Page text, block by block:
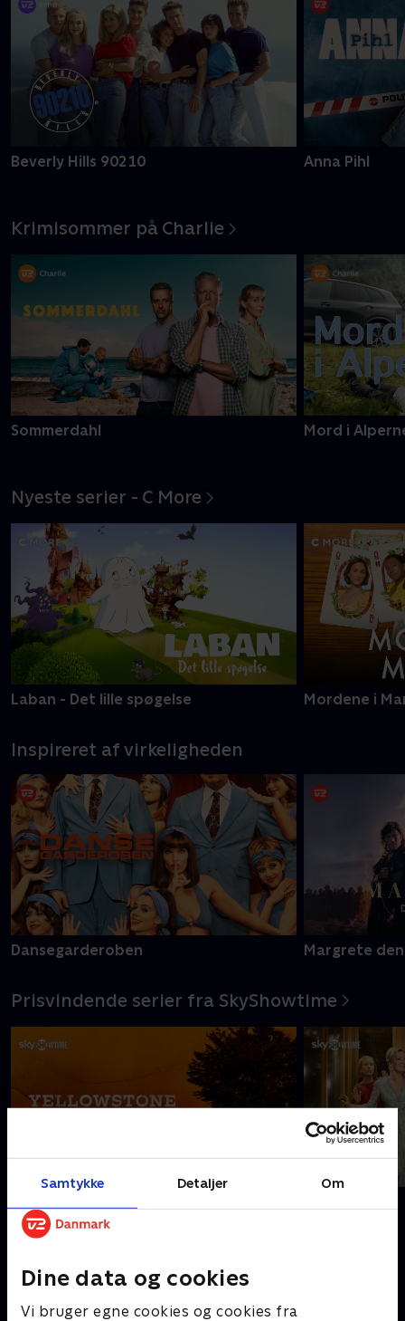
Samtykke Detaljer Om
Dine data og cookies
Vi bruger egne cookies og cookies fra
Beverly Hills 90210 Anna Pihl
Krimisommer på Charlie
Sommerdahl Mord i
Nyeste serier - C More
Laban - Det lille spøgelse Mordene i
Inspireret af virkeligheden
Dansegarderoben Margrete
Prisvindende serier fra SkyShowtime
#